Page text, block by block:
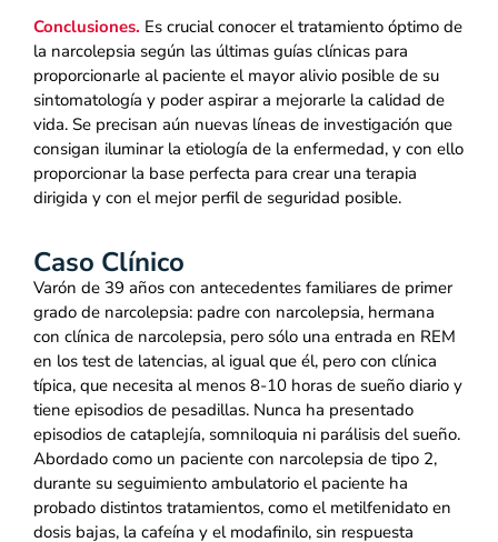
Conclusiones. Es crucial conocer el tratamiento óptimo de
la narcolepsia según las últimas guías clínicas para
proporcionarle al paciente el mayor alivio posible de su
sintomatología y poder aspirar a mejorarle la calidad de
vida. Se precisan aún nuevas líneas de investigación que
consigan iluminar la etiología de la enfermedad, y con ello
proporcionar la base perfecta para crear una terapia
dirigida y con el mejor perfil de seguridad posible.
Caso Clínico
Varón de 39 años con antecedentes familiares de primer
grado de narcolepsia: padre con narcolepsia, hermana
con clínica de narcolepsia, pero sólo una entrada en REM
en los test de latencias, al igual que él, pero con clínica
típica, que necesita al menos 8-10 horas de sueño diario y
tiene episodios de pesadillas. Nunca ha presentado
episodios de cataplejía, somniloquia ni parálisis del sueño.
Abordado como un paciente con narcolepsia de tipo 2,
durante su seguimiento ambulatorio el paciente ha
probado distintos tratamientos, como el metilfenidato en
dosis bajas, la cafeína y el modafinilo, sin respuesta